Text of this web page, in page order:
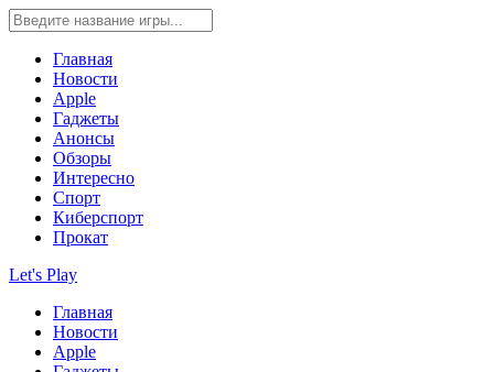
Главная
Новости
Apple
Гаджеты
Анонсы
Обзоры
Интересно
Спорт
Киберспорт
Прокат
Let's Play
Главная
Новости
Apple